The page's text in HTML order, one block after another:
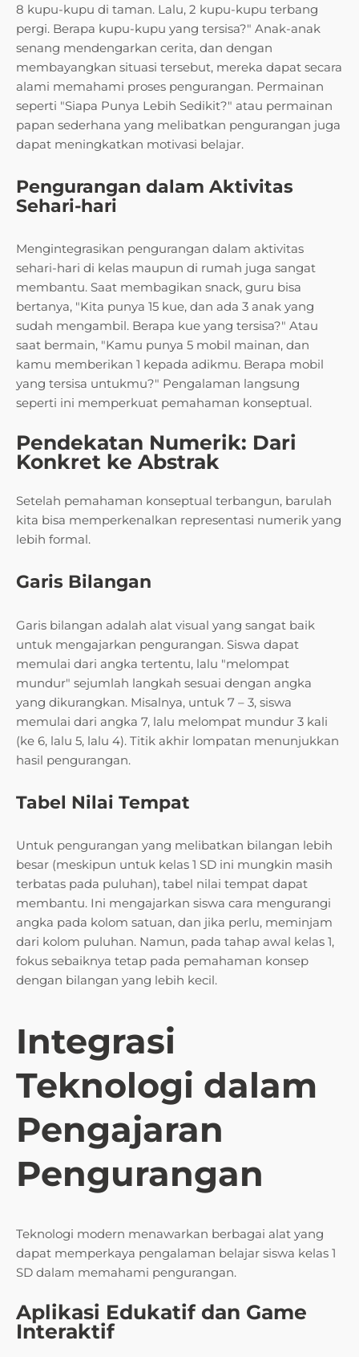
8 kupu-kupu di taman. Lalu, 2 kupu-kupu terbang
pergi. Berapa kupu-kupu yang tersisa?" Anak-anak
senang mendengarkan cerita, dan dengan
membayangkan situasi tersebut, mereka dapat secara
alami memahami proses pengurangan. Permainan
seperti "Siapa Punya Lebih Sedikit?" atau permainan
papan sederhana yang melibatkan pengurangan juga
dapat meningkatkan motivasi belajar.
Pengurangan dalam Aktivitas
Sehari-hari
Mengintegrasikan pengurangan dalam aktivitas
sehari-hari di kelas maupun di rumah juga sangat
membantu. Saat membagikan snack, guru bisa
bertanya, "Kita punya 15 kue, dan ada 3 anak yang
sudah mengambil. Berapa kue yang tersisa?" Atau
saat bermain, "Kamu punya 5 mobil mainan, dan
kamu memberikan 1 kepada adikmu. Berapa mobil
yang tersisa untukmu?" Pengalaman langsung
seperti ini memperkuat pemahaman konseptual.
Pendekatan Numerik: Dari
Konkret ke Abstrak
Setelah pemahaman konseptual terbangun, barulah
kita bisa memperkenalkan representasi numerik yang
lebih formal.
Garis Bilangan
Garis bilangan adalah alat visual yang sangat baik
untuk mengajarkan pengurangan. Siswa dapat
memulai dari angka tertentu, lalu "melompat
mundur" sejumlah langkah sesuai dengan angka
yang dikurangkan. Misalnya, untuk 7 – 3, siswa
memulai dari angka 7, lalu melompat mundur 3 kali
(ke 6, lalu 5, lalu 4). Titik akhir lompatan menunjukkan
hasil pengurangan.
Tabel Nilai Tempat
Untuk pengurangan yang melibatkan bilangan lebih
besar (meskipun untuk kelas 1 SD ini mungkin masih
terbatas pada puluhan), tabel nilai tempat dapat
membantu. Ini mengajarkan siswa cara mengurangi
angka pada kolom satuan, dan jika perlu, meminjam
dari kolom puluhan. Namun, pada tahap awal kelas 1,
fokus sebaiknya tetap pada pemahaman konsep
dengan bilangan yang lebih kecil.
Integrasi
Teknologi dalam
Pengajaran
Pengurangan
Teknologi modern menawarkan berbagai alat yang
dapat memperkaya pengalaman belajar siswa kelas 1
SD dalam memahami pengurangan.
Aplikasi Edukatif dan Game
Interaktif